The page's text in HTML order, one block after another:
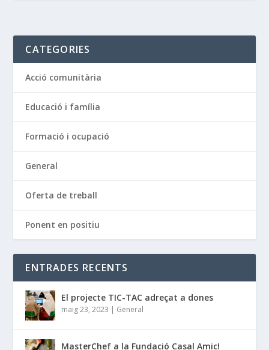
CATEGORIES
Acció comunitària
Educació i família
Formació i ocupació
General
Oferta de treball
Ponent en positiu
ENTRADES RECENTS
El projecte TIC-TAC adreçat a dones
maig 23, 2023 | General
MasterChef a la Fundació Casal Amic!